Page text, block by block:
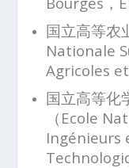
国立高等农
Nationale
Agricoles
国立高等化
（Ecole
Ingénieurs